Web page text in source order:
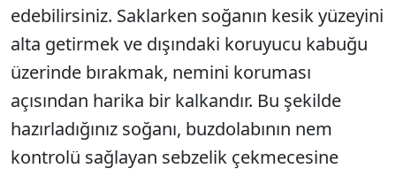
edebilirsiniz. Saklarken soğanın kesik yüzeyini
alta getirmek ve dışındaki koruyucu kabuğu
üzerinde bırakmak, nemini koruması
açısından harika bir kalkandır. Bu şekilde
hazırladığınız soğanı, buzdolabının nem
kontrolü sağlayan sebzelik çekmecesine